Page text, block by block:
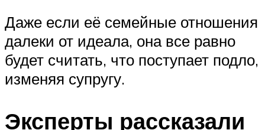
Даже если её семейные отношения
далеки от идеала, она все равно
будет считать, что поступает подло,
изменяя супругу.
Эксперты рассказали